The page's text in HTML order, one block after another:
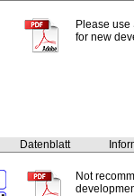
Please use
for new
Datenblatt
Not